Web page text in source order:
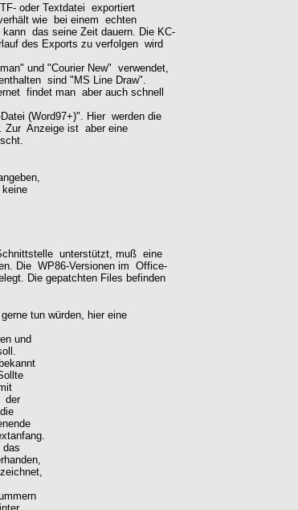
oder Textdatei exportiert
wie bei einem echten
das seine Zeit dauern. Die KC-
des Exports zu verfolgen wird
und "Courier New" verwendet,
sind "MS Line Draw".
findet man aber auch schnell
(Word97+)". Hier werden die
Zur Anzeige ist aber eine
unterstützt, muß eine
Die WP86-Versionen im Office-
Die gepatchten Files befinden
tun würden, hier eine
und
der